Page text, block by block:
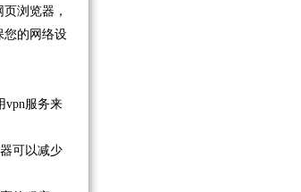
浏览器，
您的网络设
vpn服务来
可以减少